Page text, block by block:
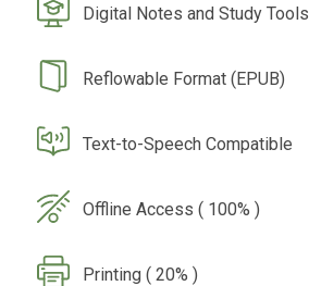
Digital Notes and Study Tools
Reflowable Format (EPUB)
Text-to-Speech Compatible
Offline Access ( 100% )
Printing ( 20% )